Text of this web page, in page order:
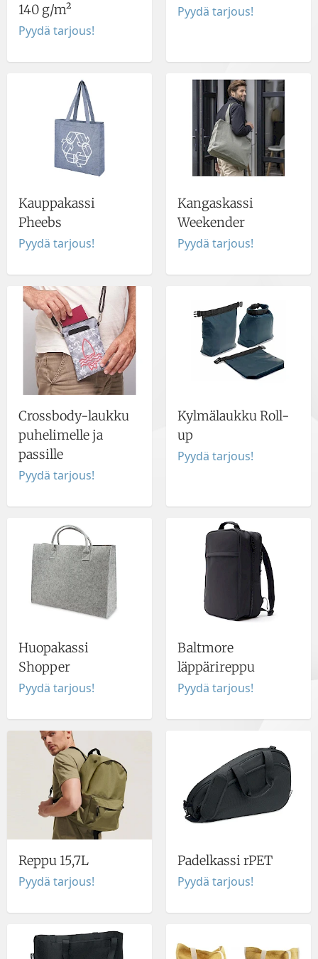
140 g/m²
Pyydä tarjous!
Pyydä tarjous!
Kauppakassi
Pheebs
Pyydä tarjous!
Kangaskassi
Weekender
Pyydä tarjous!
Crossbody-laukku
puhelimelle ja
passille
Pyydä tarjous!
Kylmälaukku Roll-
up
Pyydä tarjous!
Huopakassi
Shopper
Pyydä tarjous!
Baltmore
läppärireppu
Pyydä tarjous!
Reppu 15,7L
Pyydä tarjous!
Padelkassi rPET
Pyydä tarjous!